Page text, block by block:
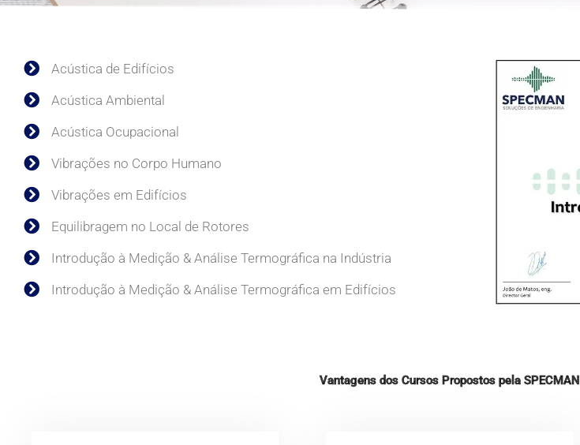
Acústica de Edifícios
Acústica Ambiental
Acústica Ocupacional
Vibrações no Corpo Humano
Vibrações em Edifícios
Equilibragem no Local de Rotores
Introdução à Medição & Análise Termográfica na Indústria
Introdução à Medição & Análise Termográfica em Edifícios
Vantagens dos Cursos Propostos pela SPECMAN